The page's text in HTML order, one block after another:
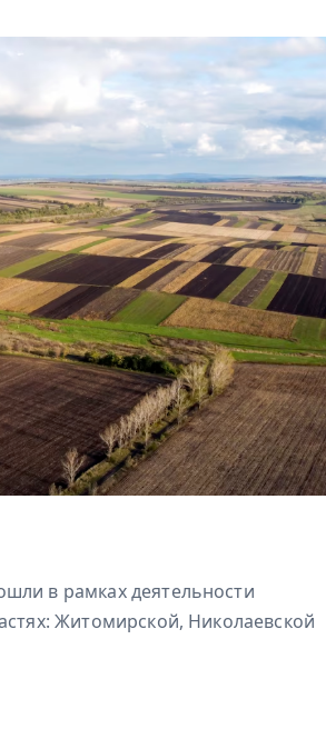
в рамках деятельности
Житомирской, Николаевской